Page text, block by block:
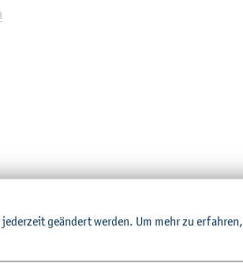
ge­än­dert wer­den. Um mehr zu er­fah­ren,